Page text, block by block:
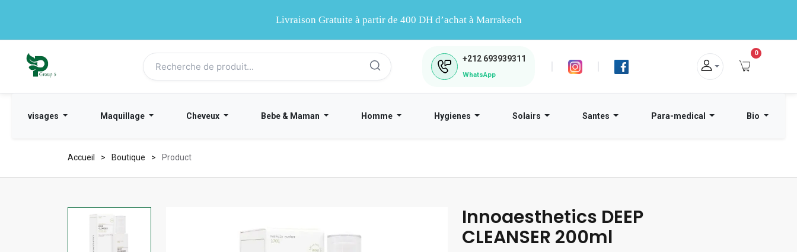
Livraison Gratuite à partir de 400 DH d’achat à Marrakech
+212 693939311
WhatsApp
| |
0
visages Maquillage Cheveux Bebe & Maman Homme Hygienes Solairs Santes Para-medical Bio
Accueil Boutique Product
Innoaesthetics DEEP
CLEANSER 200ml